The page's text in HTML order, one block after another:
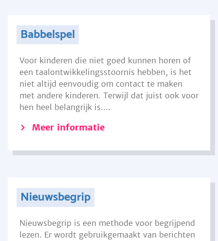
Babbelspel
Voor kinderen die niet goed kunnen horen of
een taalontwikkelingsstoornis hebben, is het
niet altijd eenvoudig om contact te maken
met andere kinderen. Terwijl dat juist ook voor
hen heel belangrijk is....
Meer informatie
Nieuwsbegrip
Nieuwsbegrip is een methode voor begrijpend
lezen. Er wordt gebruikgemaakt van berichten